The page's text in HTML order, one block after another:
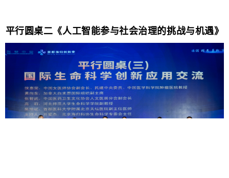
平行圆桌二《人工智能参与社会治理的挑战与机遇》